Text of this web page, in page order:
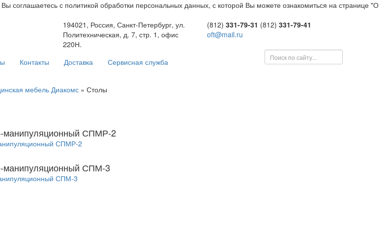
соглашаетесь с политикой обработки персональных данных, с которой Вы можете ознакомиться на странице "О
194021, Россия, Санкт-Петербург, ул.
Политехническая, д. 7, стр. 1, офис
220Н.
(812) 331-79-31 (812) 331-79-41
oft@mail.ru
Контакты Доставка Сервисная служба
мебель Диакомс» Столы
манипуляционный СПМР-2
манипуляционный СПМ-3